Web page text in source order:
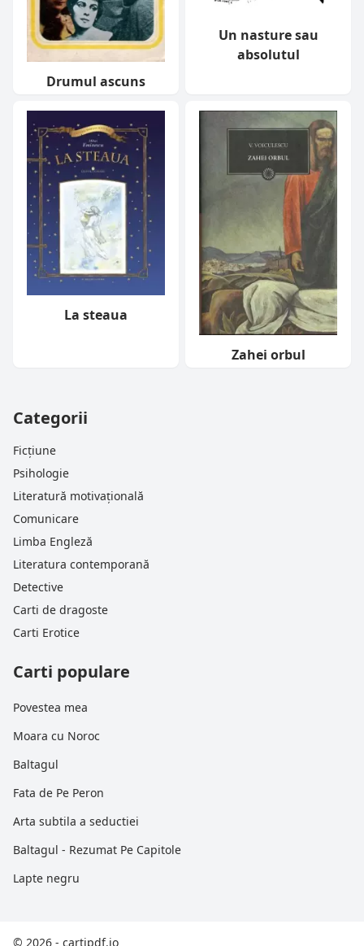
Drumul ascuns
Un nasture sau
absolutul
La steaua
Zahei orbul
Categorii
Ficțiune
Psihologie
Literatură motivațională
Comunicare
Limba Engleză
Literatura contemporană
Detective
Carti de dragoste
Carti Erotice
Carti populare
Povestea mea
Moara cu Noroc
Baltagul
Fata de Pe Peron
Arta subtila a seductiei
Baltagul - Rezumat Pe Capitole
Lapte negru
© 2026 - cartipdf.io